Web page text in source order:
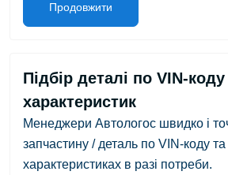
Продовжити
Підбір деталі по VIN-
характеристик
Менеджери Автологос швидко і
запчастину / деталь по VIN-коду
характеристиках в разі потреби.